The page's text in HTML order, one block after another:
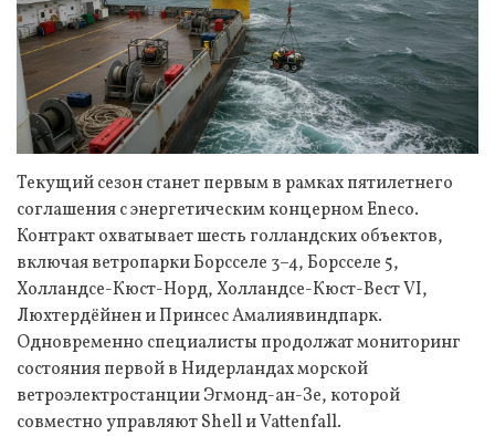
Текущий сезон станет первым в рамках пятилетнего
соглашения с энергетическим концерном Eneco.
Контракт охватывает шесть голландских объектов,
включая ветропарки Борсселе 3–4, Борсселе 5,
Холландсе-Кюст-Норд, Холландсе-Кюст-Вест VI,
Люхтердёйнен и Принсес Амалиявиндпарк.
Одновременно специалисты продолжат мониторинг
состояния первой в Нидерландах морской
ветроэлектростанции Эгмонд-ан-Зе, которой
совместно управляют Shell и Vattenfall.